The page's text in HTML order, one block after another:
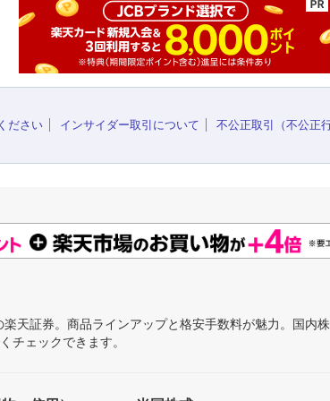
ださい インサイダー取引について
不公正取引（不公正
天証券。商品ラインアップと格安手数料が魅力。国内
チェックできます。